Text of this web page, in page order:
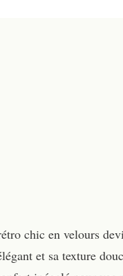
chic en velours
et sa texture